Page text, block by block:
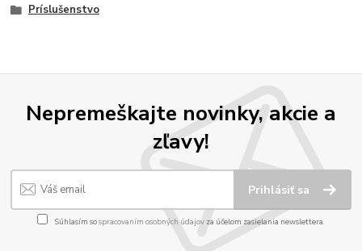
Príslušenstvo
Nepremeškajte novinky, akcie a
zľavy!
Prihlásiť sa
Súhlasím sospracovaním osobných údajov za účelom zasielania newslettera.